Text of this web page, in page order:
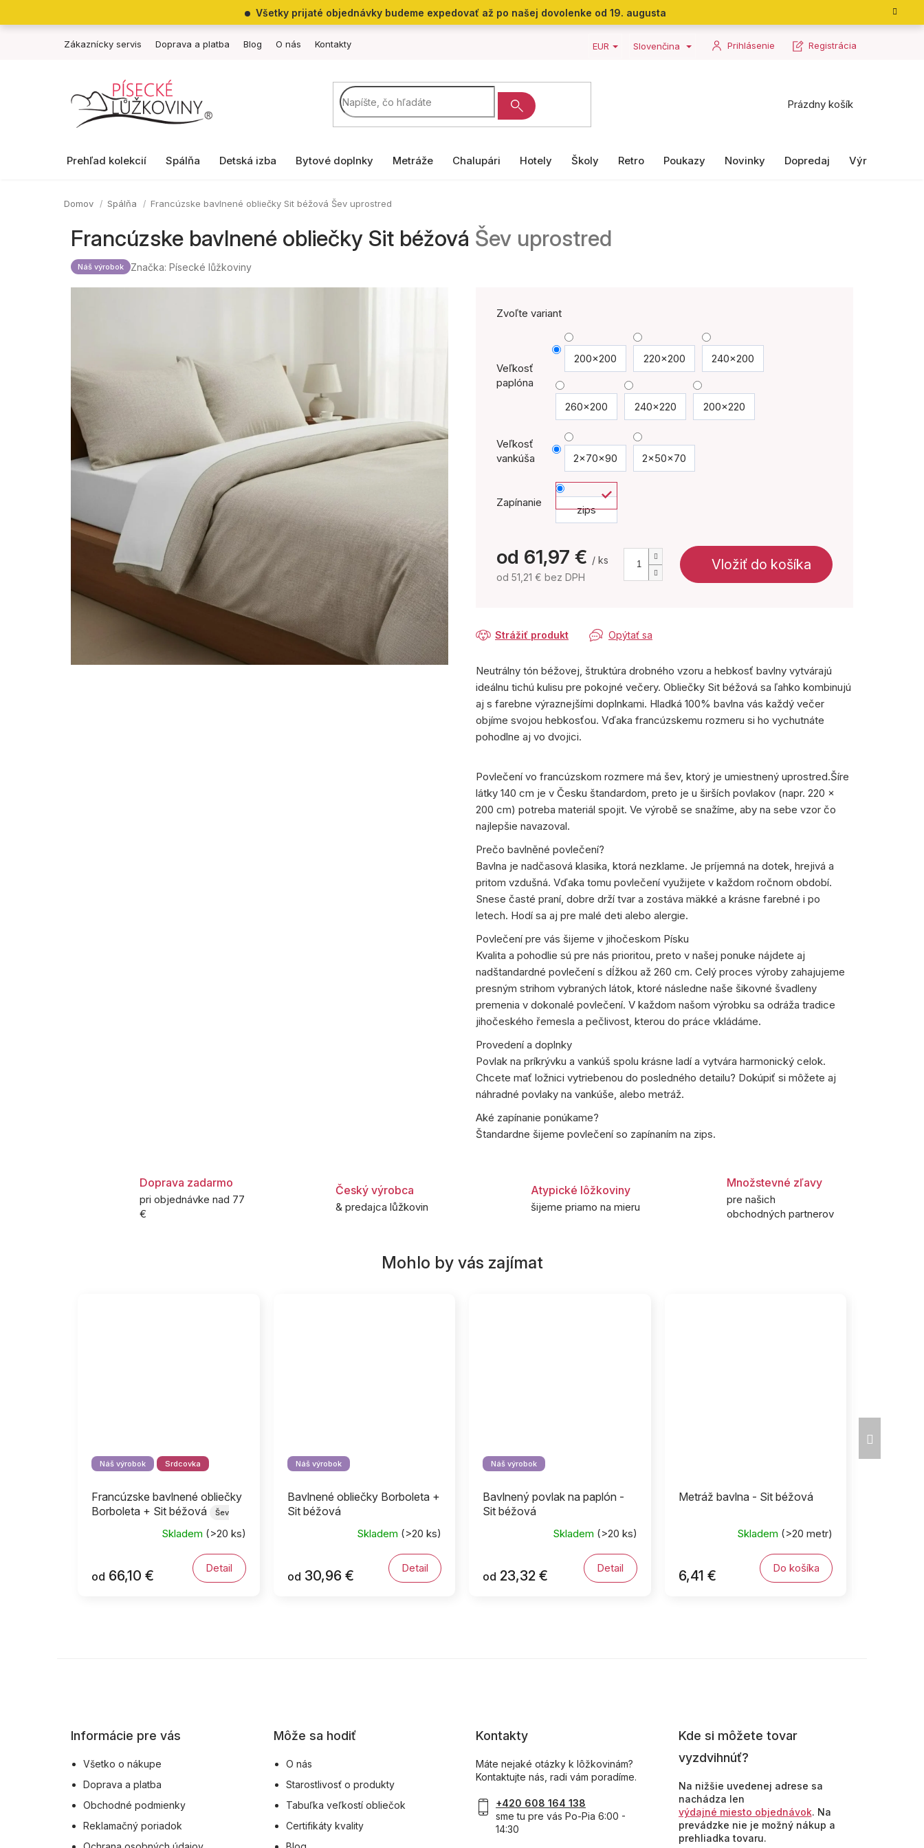
Všetky prijaté objednávky budeme expedovať až po našej dovolenke od 19. augusta
Zákaznícky servis Doprava a platba Blog O nás Kontakty EUR Slovenčina Prihlásenie Registrácia
Nákupný
Prázdny košík
Prehľad kolekcií Spálňa Detská izba Bytové doplnky Metráže Chalupári Hotely Školy Retro Poukazy Novinky Dopredaj Výrobky II.
Domov Spálňa Francúzske bavlnené obliečky Sit béžová Šev uprostred
Francúzske bavlnené obliečky Sit béžová Šev uprostred
Náš výrobok Značka: Písecké lůžkoviny
Zvoľte variant
Veľkosť
paplóna
200x200 220x200 240x200
260x200 240x220 200x220
Veľkosť
vankúša
2x70x90 2x50x70
Zapínanie
zips
od 61,97 € / ks
od 51,21 € bez DPH
Vložiť do košíka
Opýtať sa
Strážiť produkt
Neutrálny tón béžovej, štruktúra drobného vzoru a hebkosť bavlny vytvárajú
ideálnu tichú kulisu pre pokojné večery. Obliečky Sit béžová sa ľahko kombinujú
aj s farebne výraznejšími doplnkami. Hladká 100% bavlna vás každý večer
objíme svojou hebkosťou. Vďaka francúzskemu rozmeru si ho vychutnáte
pohodlne aj vo dvojici.
Povlečení vo francúzskom rozmere má šev, ktorý je umiestnený uprostred.Šíre
látky 140 cm je v Česku štandardom, preto je u širších povlakov (napr. 220 ×
200 cm) potreba materiál spojit. Ve výrobě se snažíme, aby na sebe vzor čo
najlepšie navazoval.
Prečo bavlněné povlečení?
Bavlna je nadčasová klasika, ktorá nezklame. Je príjemná na dotek, hrejivá a
pritom vzdušná. Vďaka tomu povlečení využijete v každom ročnom období.
Snese časté praní, dobre drží tvar a zostáva mäkké a krásne farebné i po
letech. Hodí sa aj pre malé deti alebo alergie.
Povlečení pre vás šijeme v jihočeskom Písku
Kvalita a pohodlie sú pre nás prioritou, preto v našej ponuke nájdete aj
nadštandardné povlečení s dĺžkou až 260 cm. Celý proces výroby zahajujeme
presným strihom vybraných látok, ktoré následne naše šikovné švadleny
premenia v dokonalé povlečení. V každom našom výrobku sa odráža tradice
jihočeského řemesla a pečlivost, kterou do práce vkládáme.
Provedení a doplnky
Povlak na príkrývku a vankúš spolu krásne ladí a vytvára harmonický celok.
Chcete mať ložnici vytriebenou do posledného detailu? Dokúpiť si môžete aj
náhradné povlaky na vankúše, alebo metráž.
Aké zapínanie ponúkame?
Štandardne šijeme povlečení so zapínaním na zips.
Doprava zadarmo
pri objednávke nad 77
€
Český výrobca
& predajca lůžkovin
Atypické lôžkoviny
šijeme priamo na mieru
Množstevné zľavy
pre našich
obchodných partnerov
Náš výrobok Srdcovka
Francúzske bavlnené obliečky
Borboleta + Sit béžová
Šev
Skladem (>20 ks)
od 66,10 € Detail
Náš výrobok
Bavlnené obliečky Borboleta +
Sit béžová
Skladem (>20 ks)
od 30,96 € Detail
Náš výrobok
Bavlnený povlak na paplón -
Sit béžová
Skladem (>20 ks)
od 23,32 € Detail
Metráž bavlna - Sit béžová
Skladem (>20 metr)
6,41 € Do košíka
Informácie pre vás
Všetko o nákupe
Doprava a platba
Obchodné podmienky
Reklamačný poriadok
Môže sa hodiť
O nás
Starostlivosť o produkty
Tabuľka veľkostí obliečok
Certifikáty kvality
Kontakty
Máte nejaké otázky k lôžkovinám?
Kontaktujte nás, radi vám poradíme.
+420 608 164 138
sme tu pre vás Po-Pia 6:00 -
14:30
Kde si môžete tovar
vyzdvihnúť?
Na nižšie uvedenej adrese sa
nachádza len
výdajné miesto objednávok. Na
prevádzke nie je možný nákup a
prehliadka tovaru.